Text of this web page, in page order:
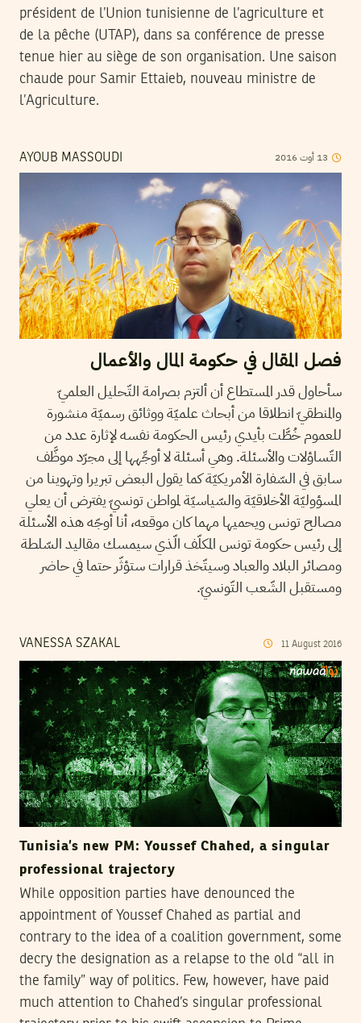
président de l’Union tunisienne de l’agriculture et
de la pêche (UTAP), dans sa conférence de presse
tenue hier au siège de son organisation. Une saison
chaude pour Samir Ettaieb, nouveau ministre de
l’Agriculture.
AYOUB MASSOUDI 13 أوت2016
فصل المقال في حكومة المال والأعمال
سأحاول قدر المستطاع أن ألتزم بصرامة التّحليل العلميّ
والمنطقيّ انطلاقا من أبحاث علميّة ووثائق رسميّة منشورة
للعموم خُطَّت بأيدي رئيس الحكومة نفسه لإثارة عدد من
التّساؤلات والأسئلة. وهي أسئلة لا أوجِّهها إلى مجرّد موظَّف
سابق في السّفارة الأمريكيّة كما يقول البعض تبريرا وتهوينا من
المسؤوليّة الأخلاقيّة والسّياسيّة لمواطن تونسيّ يفترض أن يعلي
مصالح تونس ويحميها مهما كان موقعه، أنا أوجّه هذه الأسئلة
إلى رئيس حكومة تونس المكلّف الّذي سيمسك مقاليد السّلطة
ومصائر البلاد والعباد وسيتّخذ قرارات ستؤثّر حتما في حاضر
ومستقبل الشّعب التّونسيّ.
VANESSA SZAKAL 11 August 2016
Tunisia’s new PM: Youssef Chahed, a singular
professional trajectory
While opposition parties have denounced the
appointment of Youssef Chahed as partial and
contrary to the idea of a coalition government, some
decry the designation as a relapse to the old “all in
the family” way of politics. Few, however, have paid
much attention to Chahed’s singular professional